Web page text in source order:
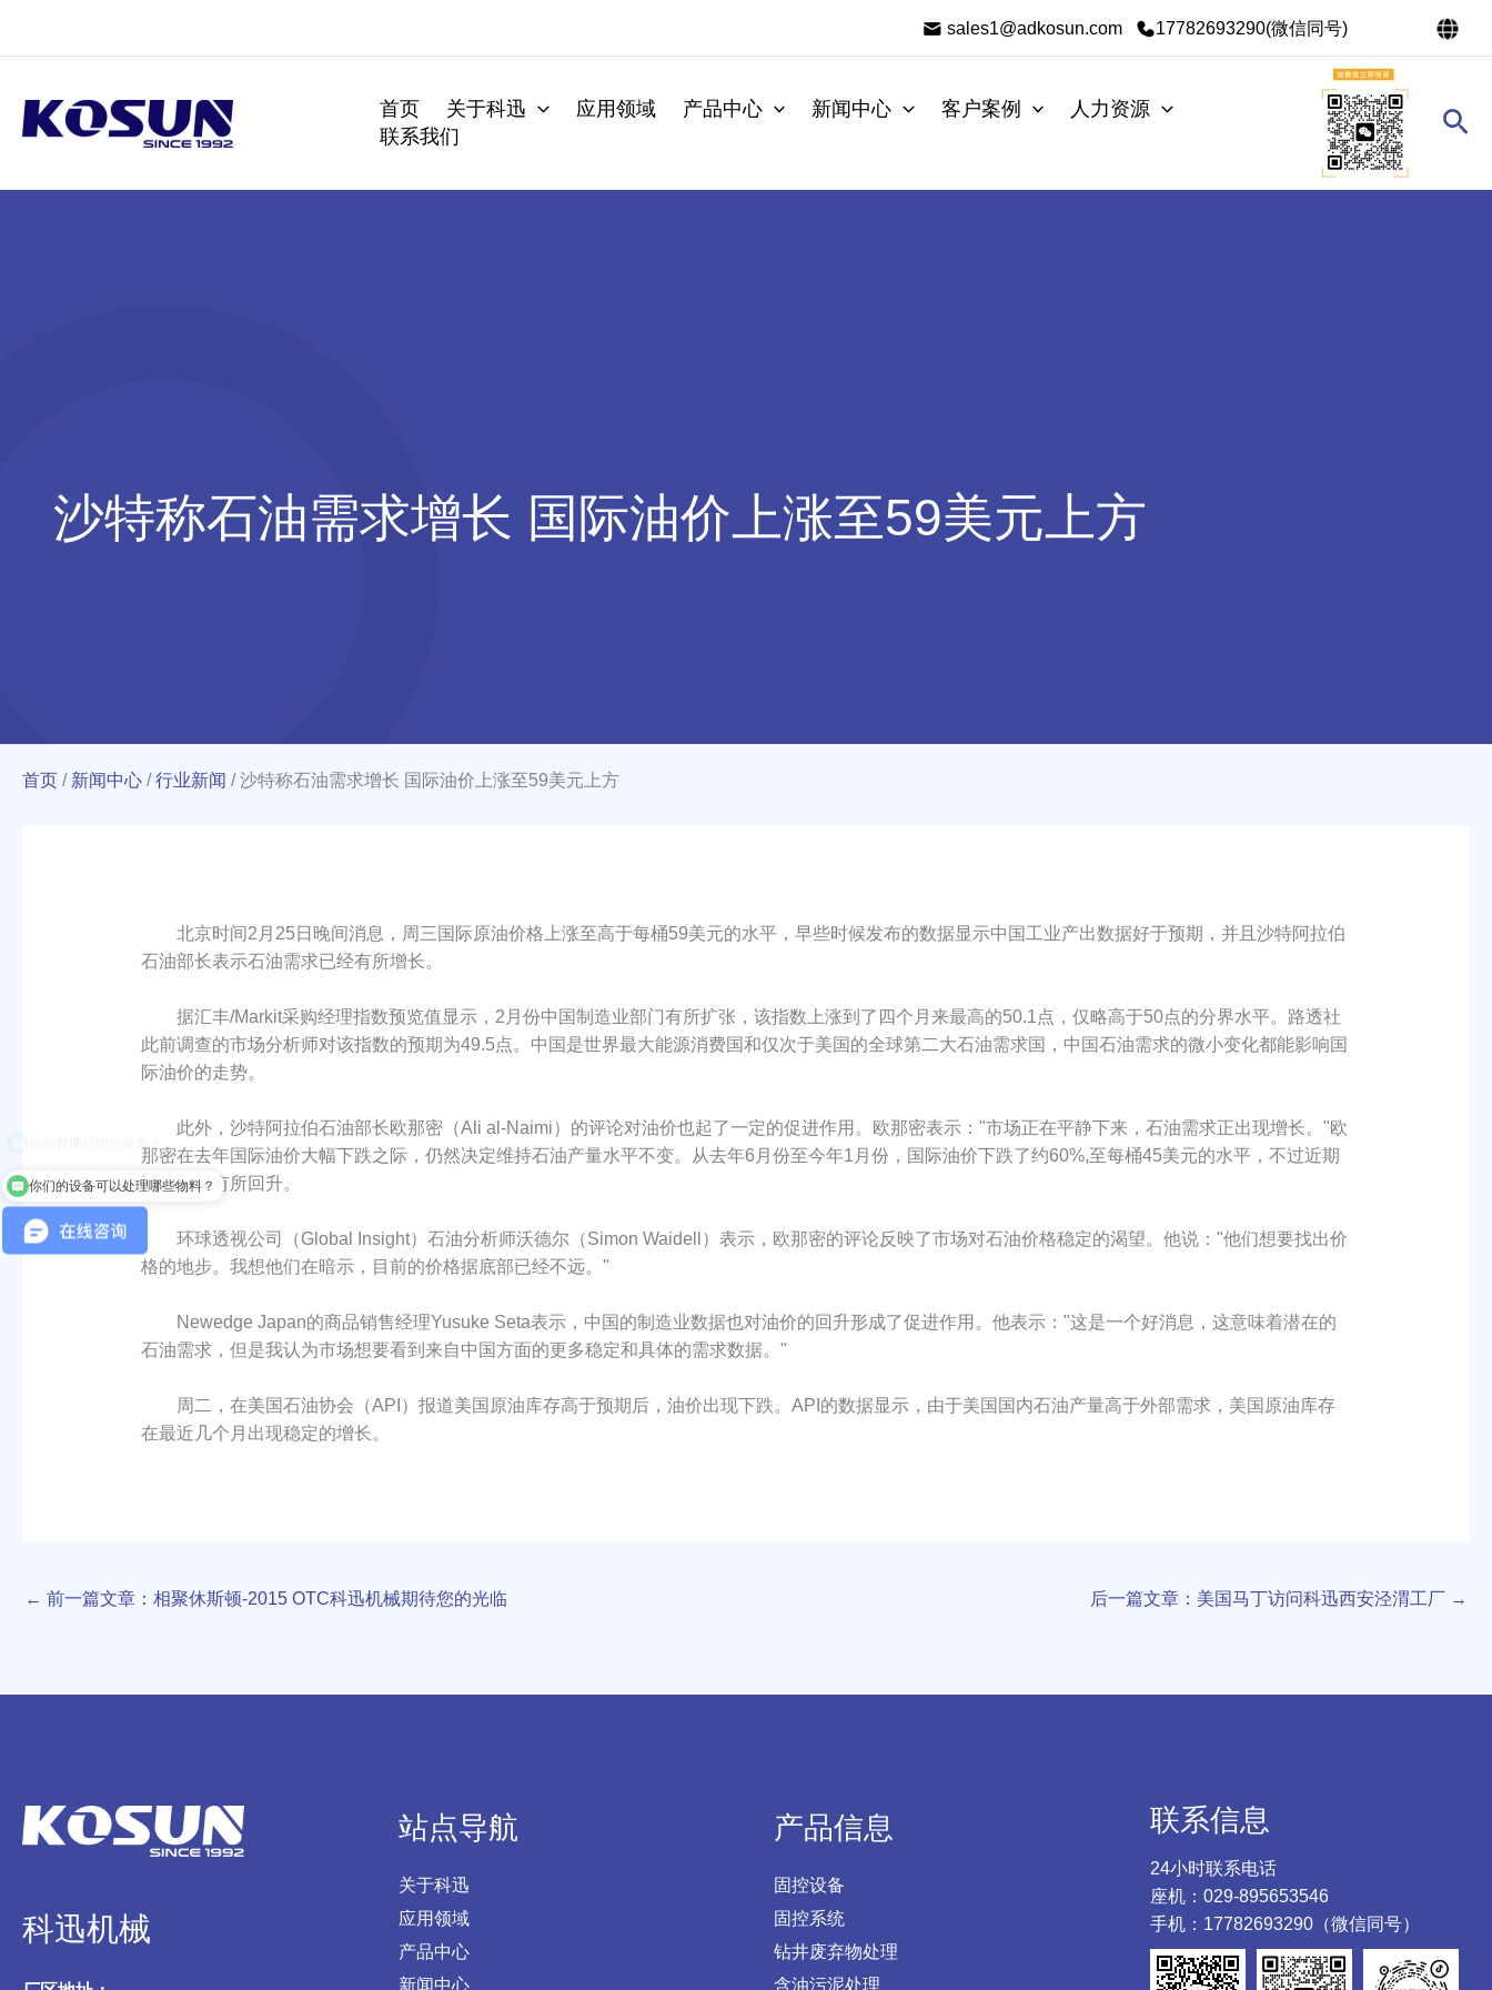
sales1@adkosun.com 17782693290(微信同号)
首页 关于科迅 应用领域 产品中心 新闻中心 客户案例
人力资源
联系我们
搜
沙特称石油需求增长 国际油价上涨至59美元上方
首页 / 新闻中心 /行业新闻 /沙特称石油需求增长 国际油价上涨至59美元上方
北京时间2月25日晚间消息，周三国际原油价格上涨至高于每桶59美元的水平，早些时候发布的数据显示中国工业产出数据好于预期，并且沙特阿拉伯
石油部长表示石油需求已经有所增长。
据汇丰/Markit采购经理指数预览值显示，2月份中国制造业部门有所扩张，该指数上涨到了四个月来最高的50.1点，仅略高于50点的分界水平。路透社
此前调查的市场分析师对该指数的预期为49.5点。中国是世界最大能源消费国和仅次于美国的全球第二大石油需求国，中国石油需求的微小变化都能影响国
际油价的走势。
此外，沙特阿拉伯石油部长欧那密（Ali al-Naimi）的评论对油价也起了一定的促进作用。欧那密表示："市场正在平静下来，石油需求正出现增长。"欧
那密在去年国际油价大幅下跌之际，仍然决定维持石油产量水平不变。从去年6月份至今年1月份，国际油价下跌了约60%,至每桶45美元的水平，不过近期
油价已经有所回升。
环球透视公司（Global Insight）石油分析师沃德尔（Simon Waidell）表示，欧那密的评论反映了市场对石油价格稳定的渴望。他说："他们想要找出价
格的地步。我想他们在暗示，目前的价格据底部已经不远。"
Newedge Japan的商品销售经理Yusuke Seta表示，中国的制造业数据也对油价的回升形成了促进作用。他表示："这是一个好消息，这意味着潜在的
石油需求，但是我认为市场想要看到来自中国方面的更多稳定和具体的需求数据。"
周二，在美国石油协会（API）报道美国原油库存高于预期后，油价出现下跌。API的数据显示，由于美国国内石油产量高于外部需求，美国原油库存
在最近几个月出现稳定的增长。
← 前一篇文章：相聚休斯顿-2015 OTC科迅机械期待您的光临 后一篇文章：美国马丁访问科迅西安泾渭工厂 →
科迅机械
站点导航
关于科迅
应用领域
产品中心
新闻中心
产品信息
固控设备
固控系统
钻井废弃物处理
含油污泥处理
联系信息
24小时联系电话
座机：029-895653546
手机：17782693290（微信同号）
你们的设备可以处理哪些物料？